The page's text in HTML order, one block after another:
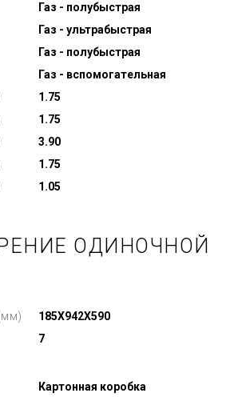
Газ - полубыстрая
Газ - ультрабыстрая
Газ - полубыстрая
Газ - вспомогательная
1.75
1.75
3.90
1.75
1.05
ОДИНОЧНОЙ
185X942X590
7
Картонная коробка